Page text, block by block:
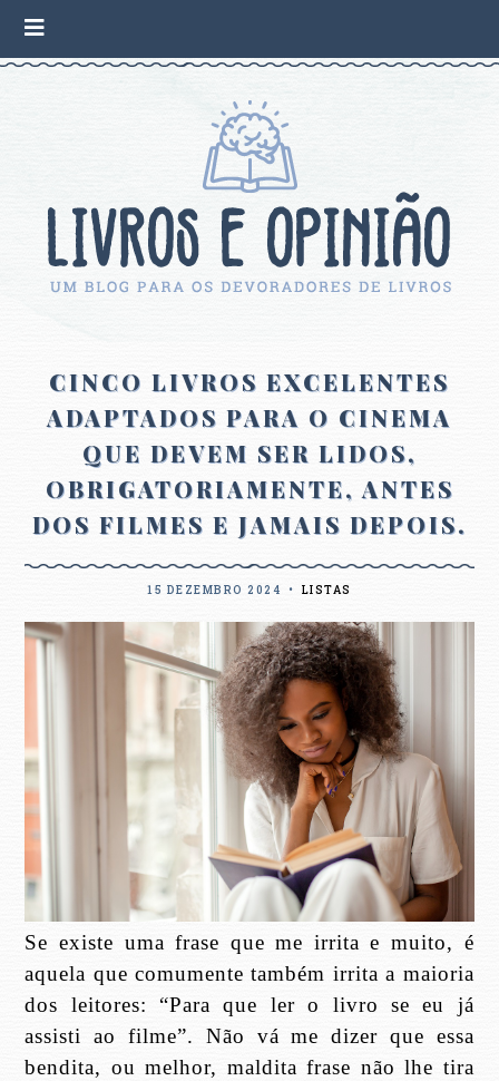
CINCO LIVROS EXCELENTES
ADAPTADOS PARA O CINEMA
QUE DEVEM SER LIDOS,
OBRIGATORIAMENTE, ANTES
DOS FILMES E JAMAIS DEPOIS.
15 DEZEMBRO 2024 • LISTAS
Se existe uma frase que me irrita e muito, é
aquela que comumente também irrita a maioria
dos leitores: “Para que ler o livro se eu já
assisti ao filme”. Não vá me dizer que essa
bendita, ou melhor, maldita frase não lhe tira